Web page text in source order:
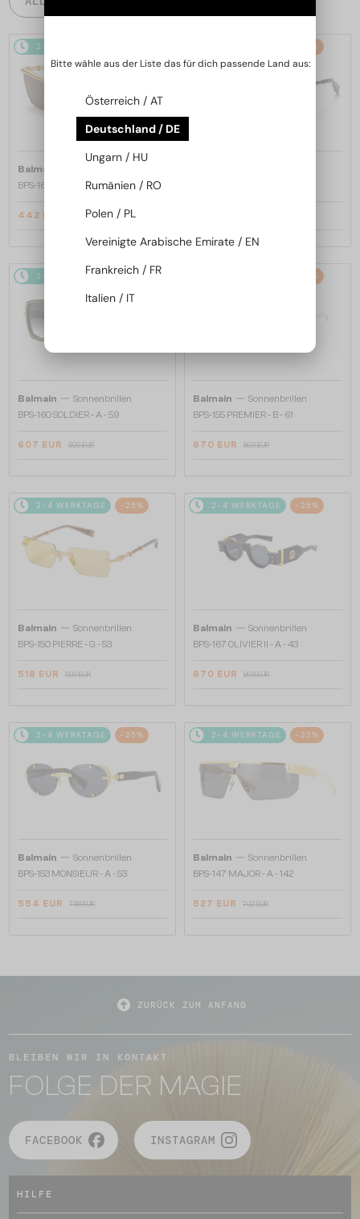
2-4 WERKTAGE
Balmain
BPS-169 VICTOIRE - C - 60
442 EUR 589 EUR
-25%
2-4 WERKTAGE -25%
Balmain — Sonnenbrillen
BPS-160 SOLDIER - A - 59
607 EUR 809 EUR
-25%
Balmain — Sonnenbrillen
BPS-155 PREMIER - B - 61
670 EUR 893 EUR
2-4 WERKTAGE -25%
Balmain — Sonnenbrillen
BPS-150 PIERRE - G - 53
518 EUR 690 EUR
2-4 WERKTAGE -25%
Balmain — Sonnenbrillen
BPS-167 OLIVIER II - A - 43
670 EUR 893 EUR
2-4 WERKTAGE -25%
Balmain — Sonnenbrillen
BPS-153 MONSIEUR - A - 53
554 EUR 738 EUR
2-4 WERKTAGE -25%
Balmain — Sonnenbrillen
BPS-147 MAJOR - A - 142
527 EUR 702 EUR
ZURÜCK ZUM ANFANG
BLEIBEN WIR IN KONTAKT
FOLGE DER MAGIE
FACEBOOK INSTAGRAM
HILFE
Bitte wähle aus der Liste das für dich passende Land aus:
Österreich / AT
Deutschland / DE
Ungarn / HU
Rumänien / RO
Polen / PL
Vereinigte Arabische Emirate / EN
Frankreich / FR
Italien / IT